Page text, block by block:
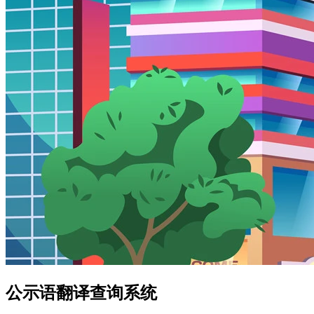
公示语翻译查询系统